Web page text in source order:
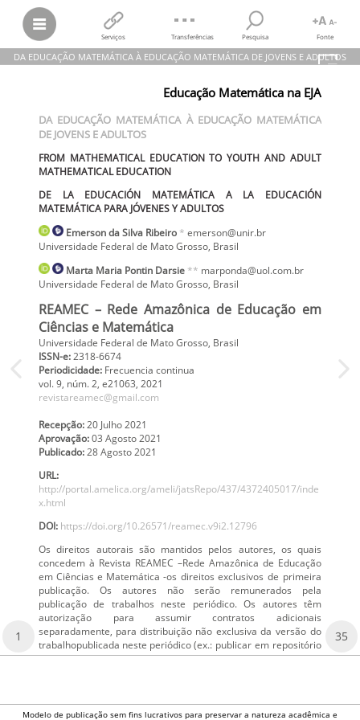
Serviços Transferências Pesquisa Fonte
DA EDUCAÇÃO MATEMÁTICA À EDUCAÇÃO MATEMÁTICA DE JOVENS E ADULTOS
Emerson da Silva Ribeiro; Marta Maria Pontin Darsie
DA EDUCAÇÃO MATEMÁTICA À EDUCAÇÃO MATEMÁTICA DE JOVENS
E ADULTOS
FROM MATHEMATICAL EDUCATION TO YOUTH AND ADULT
MATHEMATICAL EDUCATION
PARA JÓVENES Y ADULTOS
REAMEC – Rede Amazônica de Educação em Ciências e Matemática,
Universidade Federal de Mato Grosso
Educação Matemática na EJA
DA EDUCAÇÃO MATEMÁTICA À EDUCAÇÃO MATEMÁTICA
DE JOVENS E ADULTOS
FROM MATHEMATICAL EDUCATION TO YOUTH AND ADULT
MATHEMATICAL EDUCATION
DE LA EDUCACIÓN MATEMÁTICA A LA EDUCACIÓN
MATEMÁTICA PARA JÓVENES Y ADULTOS
Emersonda Silva Ribeiro * emerson@unir.br
Universidade Federal de Mato Grosso, Brasil
Marta Maria Pontin Darsie ** marponda@uol.com.br
Universidade Federal de Mato Grosso, Brasil
REAMEC – Rede Amazônica de Educação em
Ciências e Matemática
Universidade Federal de Mato Grosso, Brasil
ISSN-e:2318-6674
Periodicidade: Frecuencia continua
vol. 9
, núm. 2, e21063, 2021
revistareamec@gmail.com
Recepção:
20 Julho 2021
Aprovação:
03 Agosto 2021
Publicado:
28 Agosto 2021
URL:
http://portal.amelica.org/ameli/jatsRepo/437/4372405017/inde
x.html
DOI: https://doi.org/10.26571/reamec.v9i2.12796
Os direitos autorais são mantidos pelos autores, os quais
concedem à Revista REAMEC –Rede Amazônica de Educação
em Ciências e Matemática -os direitos exclusivos de primeira
publicação. Os autores não serão remunerados pela
publicação de trabalhos neste periódico. Os autores têm
autorização para assumir contratos adicionais
separadamente, para distribuição não exclusiva da versão do
trabalhopublicada neste periódico (ex.: publicar em repositório
1 35
Modelo de publicação sem fins lucrativos para preservar a natureza acadêmica e